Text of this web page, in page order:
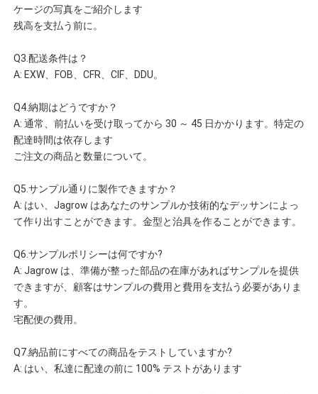
ケージの写真をご紹介します
残高を支払う前に。
Q3.配送条件は？
A: EXW、FOB、CFR、CIF、DDU。
Q4.納期はどうですか？
A: 通常、前払いを受け取ってから 30 ～ 45 日かかります。特定の
配達時間は依存します
ご注文の商品と数量について。
Q5.サンプル通りに製作できますか？
A: はい、Jagrow はあなたのサンプルか技術的なデッサンによっ
て作り出すことができます。金型と治具を作ることができます。
Q6.サンプルポリシーは何ですか?
A: Jagrow は、準備が整った部品の在庫があればサンプルを提供
できますが、顧客はサンプルの費用と費用を支払う必要がありま
す。
宅配便の費用。
Q7.納品前にすべての商品をテストしていますか?
A: はい、私達に配達の前に 100% テストがあります